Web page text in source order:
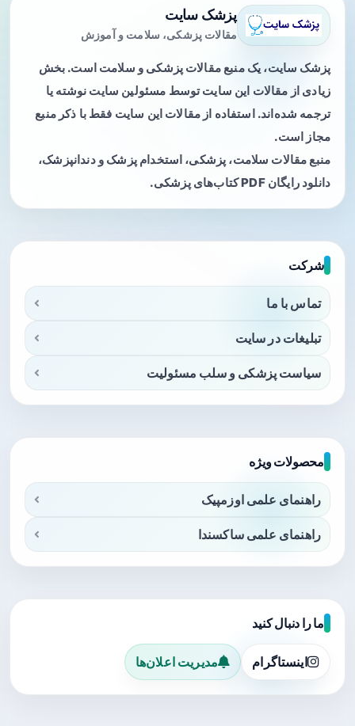
پزشک سایت
مقالات پزشکی، سلامت و آموزش
پزشک سایت، یک منبع مقالات پزشکی و سلامت است. بخش
زیادی از مقالات این سایت توسط مسئولین سایت نوشته یا
ترجمه شده‌اند. استفاده از مقالات این سایت فقط با ذکر منبع
مجاز است.
منبع مقالات سلامت، پزشکی، استخدام پزشک و دندانپزشک،
دانلود رایگان PDF کتاب‌های پزشکی.
شرکت
تماس با ما
تبلیغات در سایت
سیاست پزشکی و سلب مسئولیت
محصولات ویژه
راهنمای علمی اوزمپیک
راهنمای علمی ساکسندا
ما را دنبال کنید
اینستاگرام مدیریت اعلان‌ها